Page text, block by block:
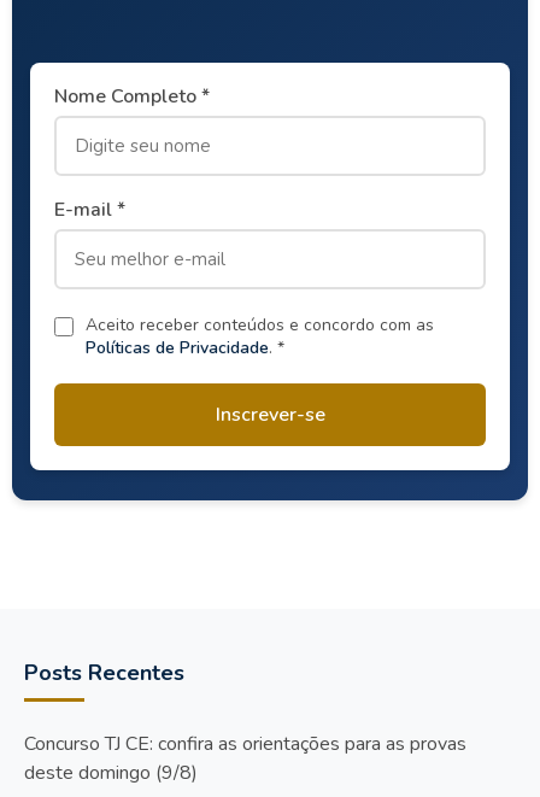
Nome Completo *
E-mail *
Aceito receber conteúdos e concordo com as
Políticas de Privacidade. *
Inscrever-se
Posts Recentes
Concurso TJ CE: confira as orientações para as provas
deste domingo (9/8)